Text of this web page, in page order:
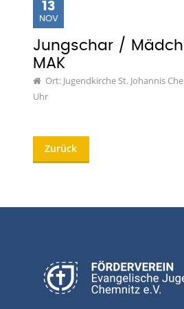
13
NOV
Jungschar /
MAK
Ort: Jugendkirche St. Johannis
Uhr
Zurück